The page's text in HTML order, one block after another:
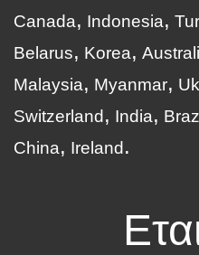
Canada
Indonesia
Belarus
Korea
Malaysia
Myanmar
Switzerland
India
China
Ireland